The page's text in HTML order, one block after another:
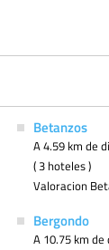
Betanzos
A 4.59 km de
( 3 hoteles )
Valoracion
Bergondo
A 10.75 km